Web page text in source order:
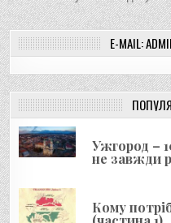
в
і
г
а
ц
і
я
з
а
E-MAIL:
Ужгород –
не завжди
Кому